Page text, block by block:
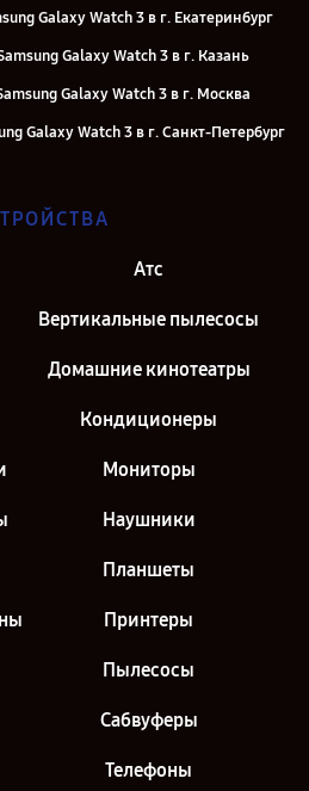
Galaxy Watch 3 в г. Екатеринбург
Galaxy Watch 3 в г. Казань
Galaxy Watch 3 в г. Москва
Galaxy Watch 3 в г. Санкт-Петербург
Атс
Вертикальные пылесосы
Домашние кинотеатры
Кондиционеры
Мониторы
Наушники
Планшеты
Принтеры
Пылесосы
Сабвуферы
Телефоны